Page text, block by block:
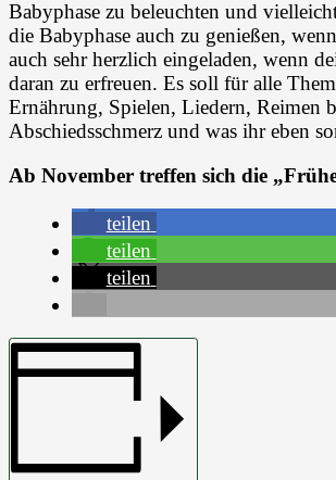
Babyphase zu beleuchten und
die Babyphase auch zu genießen,
auch sehr herzlich eingeladen, wenn
daran zu erfreuen. Es soll für alle
Ernährung, Spielen, Liedern, Reimen
Abschiedsschmerz und was ihr eben
Ab November treffen sich die
teilen
teilen
teilen